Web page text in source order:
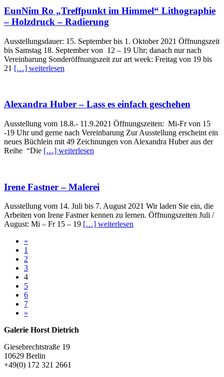
EunNim Ro „Treffpunkt im Himmel“ Lithographie
– Holzdruck – Radierung
Ausstellungsdauer: 15. September bis 1. Oktober 2021 Öffnungszeit
bis Samstag 18. September von 12 – 19 Uhr; danach nur nach
Vereinbarung Sonderöffnungszeit zur art week: Freitag von 19 bis
21 […] weiterlesen
Alexandra Huber – Lass es einfach geschehen
Ausstellung vom 18.8.- 11.9.2021 Öffnungszeiten: Mi-Fr von 15
-19 Uhr und gerne nach Vereinbarung Zur Ausstellung erscheint ein
neues Büchlein mit 49 Zeichnungen von Alexandra Huber aus der
Reihe “Die […] weiterlesen
Irene Fastner – Malerei
Ausstellung vom 14. Juli bis 7. August 2021 Wir laden Sie ein, die
Arbeiten von Irene Fastner kennen zu lernen. Öffnungszeiten Juli /
August: Mi – Fr 15 – 19 […] weiterlesen
«
1
2
3
4
5
6
7
»
Galerie Horst Dietrich
Giesebrechtstraße 19
10629 Berlin
+49(0) 172 321 2661